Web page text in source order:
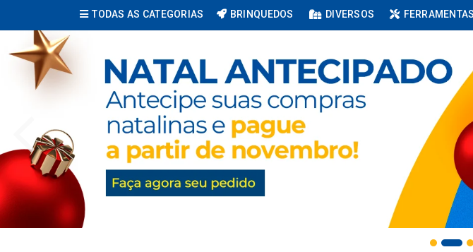
TODAS AS CATEGORIAS BRINQUEDOS DIVERSOS FERRAMENTAS